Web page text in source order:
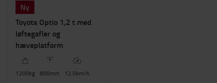
Ny
Toyota Optio 1,2 t med
løftegafler og
hæveplatform
1200kg 800mm 12.0km/h